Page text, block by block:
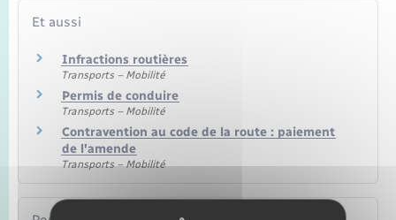
Et aussi
Infractions routières
Transports – Mobilité
Permis de conduire
Transports – Mobilité
Contravention au code de la route : paiement
de l'amende
Transports – Mobilité